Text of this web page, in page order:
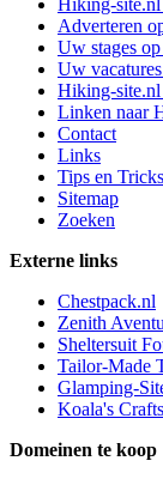
Hiking-
Adverteren
Uw stages
Uw
Hiking-site.nl
Linken naar
Contact
Links
Tips en Tricks
Sitemap
Zoeken
Externe links
Chestpack.nl
Zenith
Sheltersuit
Tailor-Made
Glamping-
Koala's
Domeinen te koop